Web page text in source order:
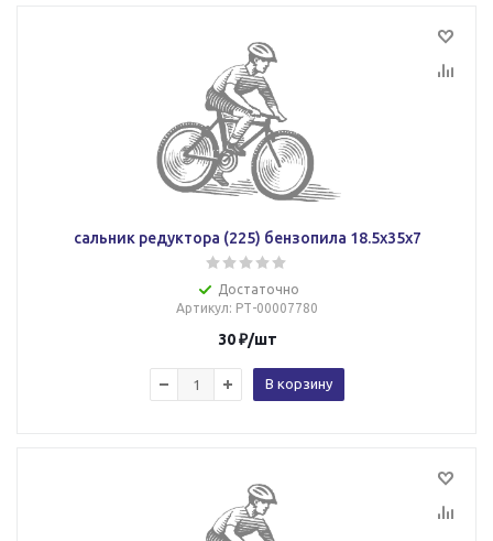
сальник редуктора (225) бензопила 18.5х35х7
Достаточно
Артикул: РТ-00007780
30₽/шт
В корзину